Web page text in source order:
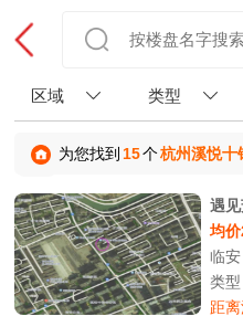
区域 类型
为您找到 15个杭州溪悦十
遇
均
临安
类
距